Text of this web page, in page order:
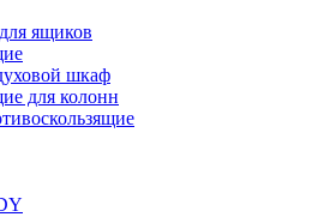
ящиков
шкаф
для колонн